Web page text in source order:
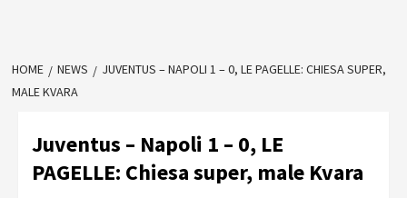
HOME NEWS
JUVENTUS – NAPOLI 1 – 0, LE PAGELLE: CHIESA SUPER,
MALE KVARA
Juventus – Napoli 1 – 0, LE
PAGELLE: Chiesa super, male Kvara